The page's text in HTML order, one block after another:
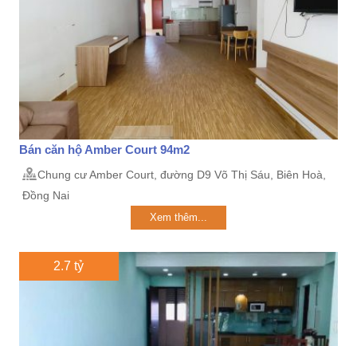
Bán căn hộ Amber Court 94m2
Chung cư Amber Court, đường D9 Võ Thị Sáu, Biên Hoà,
Đồng Nai
Xem thêm...
2.7 tỷ